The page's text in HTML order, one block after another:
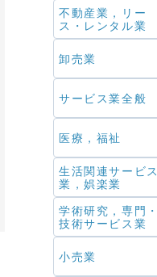
不動産業，リー
ス・レンタル業
卸売業
サービス業全般
医療，福祉
生活関連サービス
業，娯楽業
学術研究，専門・
技術サービス業
小売業